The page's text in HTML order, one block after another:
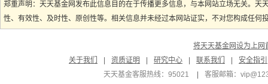
郑重声明：天天基金网发布此信息目的在于传播更多信息，与本网站立场无关。
性、有效性、及时性、原创性等。相关信息并未经过本网站证实，不对您构成任
将天天基金网设为上网
关于我们
资质证明 研究中心 联系我们
安全指引
天天基金客服热线：95021
客服邮箱：